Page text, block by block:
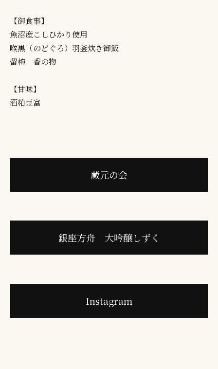
【御食事】
魚沼産こしひかり使用
喉黒（のどぐろ）羽釜炊き御飯
留椀 香の物
【甘味】
酒粕豆富
蔵元の会
銀座方舟 大吟醸しずく
Instagram